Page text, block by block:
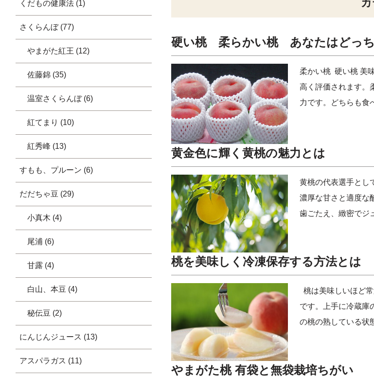
硬い桃 柔らかい桃 あなたはどっち
柔かい桃 硬い桃 美
高く評価されます。
力です。どちらも食
黄金色に輝く黄桃の魅力とは
黄桃の代表選手とし
濃厚な甘さと適度な
歯ごたえ、緻密でジ
桃を美味しく冷凍保存する方法とは
桃は美味しいほど
です。上手に冷蔵庫
の桃の熟している状
やまがた桃 有袋と無袋栽培ちがい
くだもの健康法 (1)
さくらんぼ (77)
やまがた紅王 (12)
佐藤錦 (35)
温室さくらんぼ (6)
紅てまり (10)
紅秀峰 (13)
すもも、プルーン (6)
だだちゃ豆 (29)
小真木 (4)
尾浦 (6)
甘露 (4)
白山、本豆 (4)
秘伝豆 (2)
にんじんジュース (13)
アスパラガス (11)